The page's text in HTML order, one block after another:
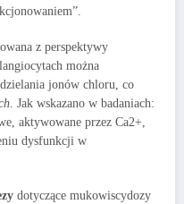
z perspektywy
można
jonów chloru, co
. Jak wskazano w badaniach:
aktywowane przez Ca2+,
dysfunkcji w
dotyczące mukowiscydozy